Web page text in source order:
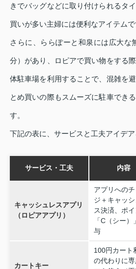
きでバッグなどに取り付けられるタ
買いが多い主婦には便利なアイテムで
さらに、ららぽーと和泉には広大な
分）があり、ロピアで買い物をする
体駐車場を利用することで、混雑を
とめ買いの際もスムーズに駐車でき
す。
下記の表に、サービスと工夫アイデア
サービス・工夫 内容
キャッシュレスアプリ
（ロピアアプリ）
アプリへの
ジ＋キャッ
ス決済、ポイ
「C（シー）
与
カートキー
100円カート
の代わりに